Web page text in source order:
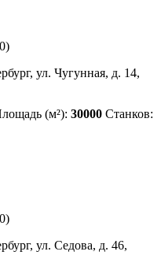
ул. Чугунная, д. 14,
(м²): 30000 Станков:
ул. Седова, д. 46,